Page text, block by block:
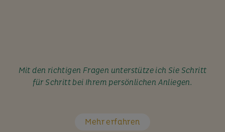
Mit den richtigen Fragen unterstütze ich Sie Schritt
für Schritt bei Ihrem persönlichen Anliegen.
Mehr erfahren